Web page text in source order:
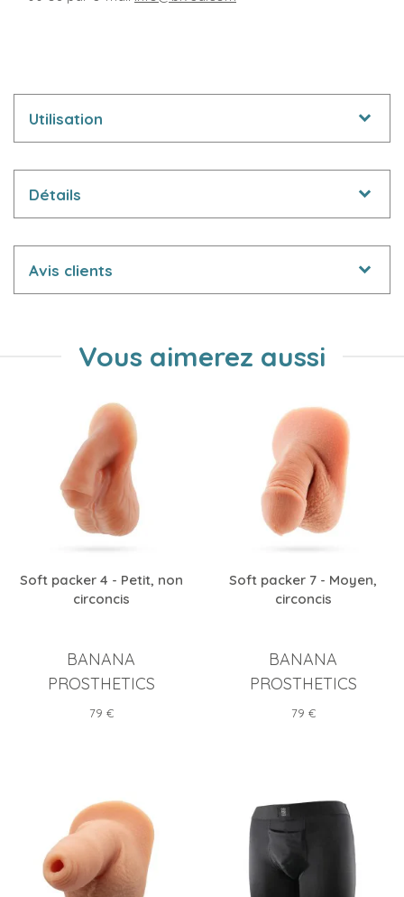
Utilisation
Détails
Avis clients
Vous aimerez aussi
Soft packer 4 - Petit, non
circoncis
BANANA
PROSTHETICS
Prix
79 €
Soft packer 7 - Moyen,
circoncis
BANANA
PROSTHETICS
Prix
79 €